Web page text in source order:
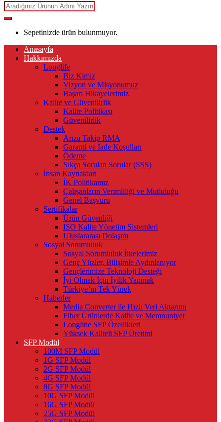
Search
for:
Sepetinizde ürün bulunmuyor.
Anasayfa
Hakkımızda
Longlife
Biz Kimiz
Vizyon ve Misyonumuz
Başarı Hikayelerimiz
Kalite ve Güvenilirlik
Kalite Politikası
Güvenilirlik
Destek
Arıza Takip RMA
Garanti ve İade Koşulları
Ödeme
Sıkça Sorulan Sorular (SSS)
İnsan Kaynakları
İK Politikamız
Çalışanların Verimliliği ve Mutluluğu
Genel Başvuru
Sertifikalar
Ürün Güvenliği
ISO Kalite Yönetim Sistemleri
Uluslararası Dolaşım
Sosyal Sorumluluk
Sosyal Sorumluluk İlkelerimiz
Genç Yüzler, Bilişimle Aydınlanıyor
Gençlerimize Teknoloji Desteği
İyi Olmak İçin İyilik Yapmak
Türkiye’m Tek Yürek
Haberler
Media Converter ile Hızlı Veri Aktarımı
Fiber Ürünlerde Kalite ve Memnuniyet
Longline SFP Özellikleri
Yüksek Kaliteli SFP Üretimi
SFP Modül
100M SFP Modül
1G SFP Modül
2G SFP Modül
4G SFP Modül
8G SFP Modül
10G SFP Modül
16G SFP Modül
25G SFP Modül